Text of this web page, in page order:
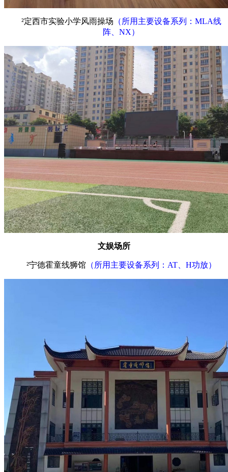
²定西市实验小学风雨操场 （所用主要设备系列： MLA线
阵、NX）
文娱场所
²宁德霍童线狮馆（所用主要设备系列： AT、H功放）